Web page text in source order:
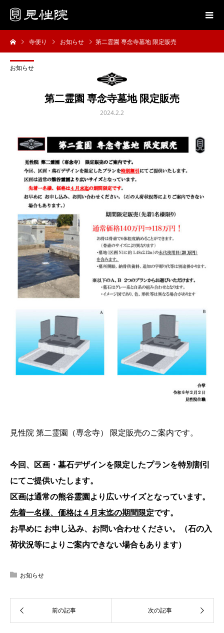
寺便り お知らせ 第二霊園 専念寺墓地 限定販売
お知らせ
第二霊園 専念寺墓地 限定販売
2024.2.2
見性院 第二霊園（専念寺） 限定販売のご案内です。
今回、区画・墓石デザインを限定したプランを特別割引
にてご提供いたします。
区画は通常の熊谷霊園より広いサイズとなっています。
先着一名様、価格は４月末迄の期間限定です。
お早めに お申し込み、お問い合わせください。（石の入
荷状況等によりご案内できない場合もあります）
お知らせ